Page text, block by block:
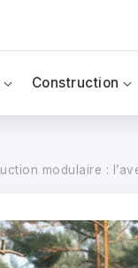
Construction
modulaire :